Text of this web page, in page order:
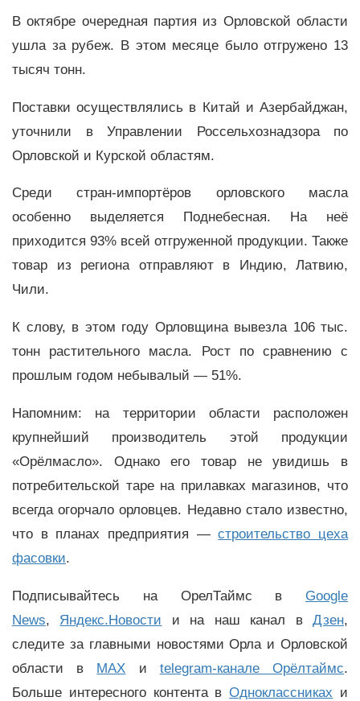
В октябре очередная партия из Орловской области
ушла за рубеж. В этом месяце было отгружено 13
тысяч тонн.
Поставки осуществлялись в Китай и Азербайджан,
уточнили в Управлении Россельхознадзора по
Орловской и Курской областям.
Среди стран-импортёров орловского масла
особенно выделяется Поднебесная. На неё
приходится 93% всей отгруженной продукции. Также
товар из региона отправляют в Индию, Латвию,
Чили.
К слову, в этом году Орловщина вывезла 106 тыс.
тонн растительного масла. Рост по сравнению с
прошлым годом небывалый — 51%.
Напомним: на территории области расположен
крупнейший производитель этой продукции
«Орёлмасло». Однако его товар не увидишь в
потребительской таре на прилавках магазинов, что
всегда огорчало орловцев. Недавно стало известно,
что в планах предприятия —строительство цеха
фасовки.
Подписывайтесь на ОрелТаймс в Google
News, Яндекс.Новости и на наш канал вДзен,
следите за главными новостями Орла и Орловской
области в MAX и telegram-канале Орёлтаймс.
Больше интересного контента вОдноклассниках и